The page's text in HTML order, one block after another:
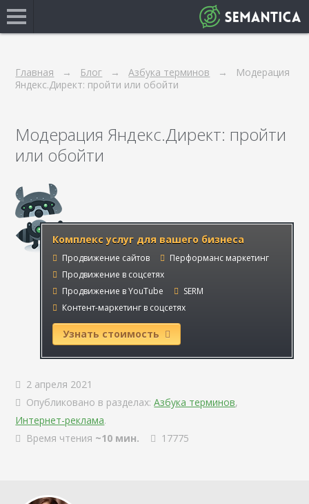
Главная Блог Азбука терминов
Модерация
Яндекс.Директ: пройти или обойти
Модерация Яндекс.Директ: пройти
или обойти
Комплекс услуг для вашего бизнеса
Продвижение сайтов
Перформанс маркетинг
Продвижение в соцсетях
Продвижение в YouTube
SERM
Контент-маркетинг в соцсетях
Узнать стоимость
2 апреля 2021
Опубликовано в разделах:Азбука терминов,
Интернет-реклама.
Время чтения ~10 мин. 17775